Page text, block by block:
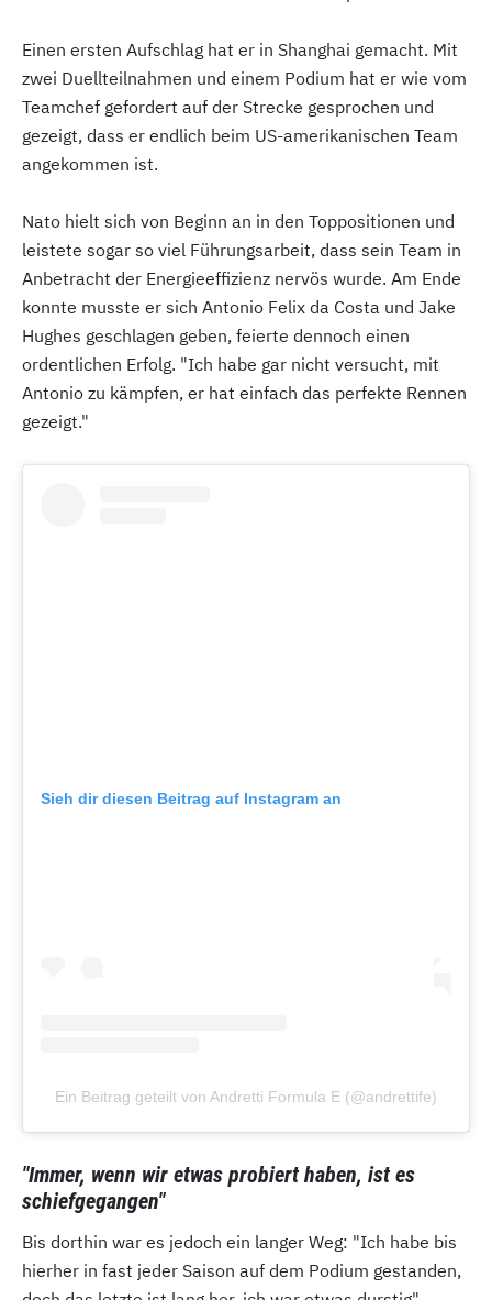
Einen ersten Aufschlag hat er in Shanghai gemacht. Mit
zwei Duellteilnahmen und einem Podium hat er wie vom
Teamchef gefordert auf der Strecke gesprochen und
gezeigt, dass er endlich beim US-amerikanischen Team
angekommen ist.
Nato hielt sich von Beginn an in den Toppositionen und
leistete sogar so viel Führungsarbeit, dass sein Team in
Anbetracht der Energieeffizienz nervös wurde. Am Ende
konnte musste er sich Antonio Felix da Costa und Jake
Hughes geschlagen geben, feierte dennoch einen
ordentlichen Erfolg. "Ich habe gar nicht versucht, mit
Antonio zu kämpfen, er hat einfach das perfekte Rennen
gezeigt."
Sieh dir diesen Beitrag auf Instagram an
Ein Beitrag geteilt von Andretti Formula E (@andrettife)
"Immer, wenn wir etwas probiert haben, ist es
schiefgegangen"
Bis dorthin war es jedoch ein langer Weg: "Ich habe bis
hierher in fast jeder Saison auf dem Podium gestanden,